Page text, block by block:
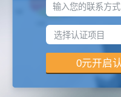
输入您的联系方式